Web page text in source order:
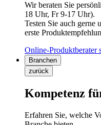
Wir beraten Sie
18 Uhr, Fr 9-17 Uhr).
Testen Sie auch gerne
erste
Online-Produktberater
Branchen
zurück
Kompetenz
Erfahren Sie, welche